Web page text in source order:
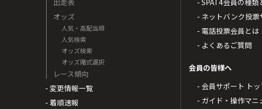
出走表
オッズ
人気・高配当順
人気検索
オッズ検索
オッズ賭式選択
レース傾向
- 変更情報一覧
- 着順速報
- SPAT4会員の種類
- ネットバンク投
- 電話投票会員とは
- よくあるご質問
会員の皆様へ
- 会員サポート ト
- ガイド・操作マニ